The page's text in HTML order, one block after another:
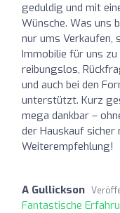
geduldig und mit
Wünsche. Was uns
nur ums Verkaufen,
Immobilie für uns
reibungslos,
und auch bei den
unterstützt. Kurz
mega dankbar –
der Hauskauf
Weiterempfehlung!
A Gullickson
Fantastische